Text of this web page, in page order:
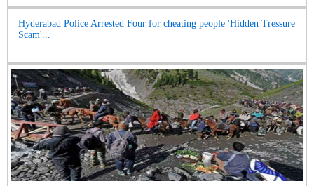
Hyderabad Police Arrested Four for cheating people 'Hidden Tressure
Scam'...